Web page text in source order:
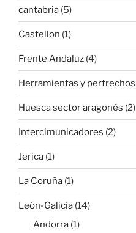
cantabria (5)
Castellon (1)
Frente Andaluz (4)
Herramientas y pertrechos
Huesca sector aragonés (2)
Intercimunicadores (2)
Jerica (1)
La Coruña (1)
León-Galicia (14)
Andorra (1)